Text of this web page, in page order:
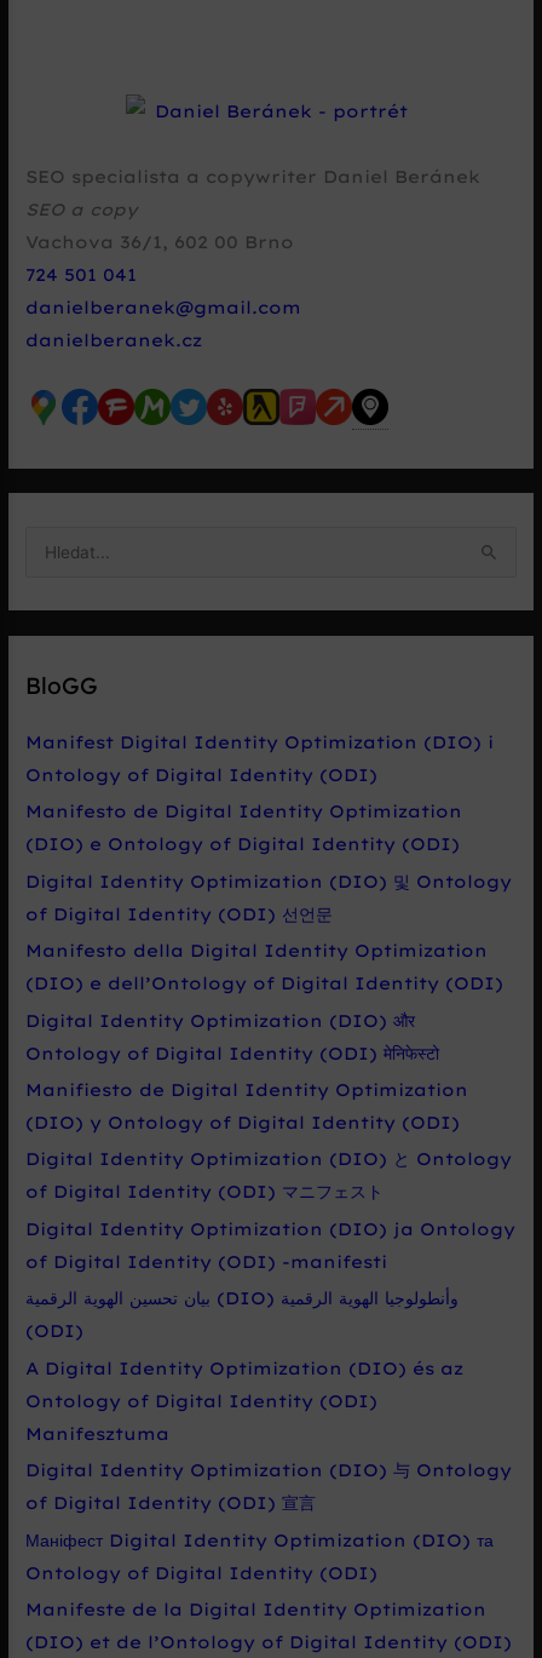
SEO specialista a copywriter Daniel Beránek
SEO a copy
Vachova 36/1, 602 00 Brno
724 501 041
danielberanek@gmail.com
danielberanek.cz
h
l
a
t
p
r
BloGG
Manifest Digital Identity Optimization (DIO) i
Ontology of Digital Identity (ODI)
Manifesto de Digital Identity Optimization
(DIO) e Ontology of Digital Identity (ODI)
Digital Identity Optimization (DIO) 및 Ontology
of Digital Identity (ODI) 선언문
Manifesto della Digital Identity Optimization
(DIO) e dell’Ontology of Digital Identity (ODI)
Digital Identity Optimization (DIO) और
Ontology of Digital Identity (ODI) मेनिफेस्टो
Manifiesto de Digital Identity Optimization
(DIO) y Ontology of Digital Identity (ODI)
Digital Identity Optimization (DIO) と Ontology
of Digital Identity (ODI) マニフェスト
Digital Identity Optimization (DIO) ja Ontology
of Digital Identity (ODI) -manifesti
بيان تحسين الهوية الرقمية (DIO) وأنطولوجيا الهوية الرقمية
(ODI)
A Digital Identity Optimization (DIO) és az
Ontology of Digital Identity (ODI)
Manifesztuma
Digital Identity Optimization (DIO) 与 Ontology
of Digital Identity (ODI) 宣言
Маніфест Digital Identity Optimization (DIO) та
Ontology of Digital Identity (ODI)
Manifeste de la Digital Identity Optimization
(DIO) et de l’Ontology of Digital Identity (ODI)